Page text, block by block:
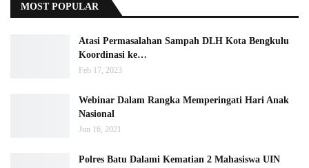
MOST POPULAR
Atasi Permasalahan Sampah DLH Kota Bengkulu
Koordinasi ke…
Feb 17, 2023
Webinar Dalam Rangka Memperingati Hari Anak
Nasional
Jun 16, 2021
Polres Batu Dalami Kematian 2 Mahasiswa UIN